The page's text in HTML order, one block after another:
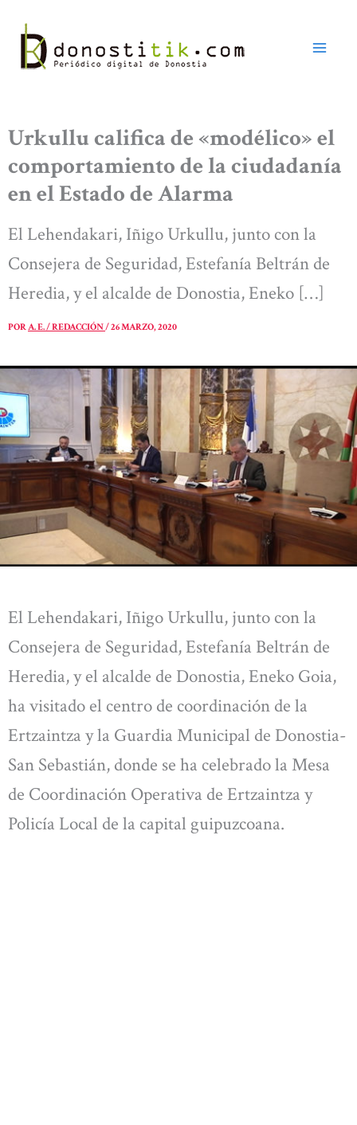
contenido
Urkullu califica de «modélico» el
comportamiento de la ciudadanía
en el Estado de Alarma
El Lehendakari, Iñigo Urkullu, junto con la
Consejera de Seguridad, Estefanía Beltrán de
Heredia, y el alcalde de Donostia, Eneko […]
PORA. E. / REDACCIÓN/26 MARZO, 2020
El Lehendakari, Iñigo Urkullu, junto con la
Consejera de Seguridad, Estefanía Beltrán de
Heredia, y el alcalde de Donostia, Eneko Goia,
ha visitado el centro de coordinación de la
Ertzaintza y la Guardia Municipal de Donostia-
San Sebastián, donde se ha celebrado la Mesa
de Coordinación Operativa de Ertzaintza y
Policía Local de la capital guipuzcoana.